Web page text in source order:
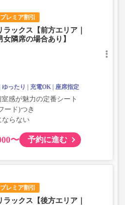
プレミア割引
ラックス【前方エリア｜
女隣席の場合あり】
ゆったり 充電OK 座席指定
感が魅力の定番シート
ード)つき
ならない
〜 予約に進む
プレミア割引
ラックス【後方エリア｜